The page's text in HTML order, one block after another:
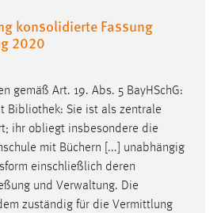
konsolidierte Fassung
2020
gemäß Art. 19. Abs. 5 BayHSchG:
Bibliothek: Sie ist als zentrale
ihr obliegt insbesondere die
mit Büchern [...] unabhängig
einschließlich deren
und Verwaltung. Die
zuständig für die Vermittlung
Informationen anonym.
helfen uns zu verstehen, wie
Website nutzen.